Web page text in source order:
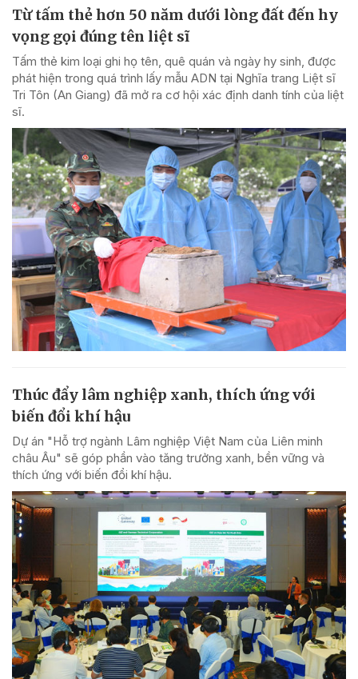
Từ tấm thẻ hơn 50 năm dưới lòng đất đến hy
vọng gọi đúng tên liệt sĩ
Tấm thẻ kim loại ghi họ tên, quê quán và ngày hy sinh, được
phát hiện trong quá trình lấy mẫu ADN tại Nghĩa trang Liệt sĩ
Tri Tôn (An Giang) đã mở ra cơ hội xác định danh tính của liệt
sĩ.
Thúc đẩy lâm nghiệp xanh, thích ứng với
biến đổi khí hậu
Dự án "Hỗ trợ ngành Lâm nghiệp Việt Nam của Liên minh
châu Âu" sẽ góp phần vào tăng trưởng xanh, bền vững và
thích ứng với biến đổi khí hậu.